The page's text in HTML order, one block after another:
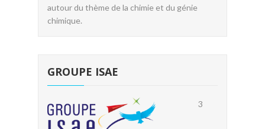
autour du thème de la chimie et du génie
chimique.
GROUPE ISAE
3